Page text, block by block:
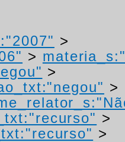
>
>
>
>
>
>